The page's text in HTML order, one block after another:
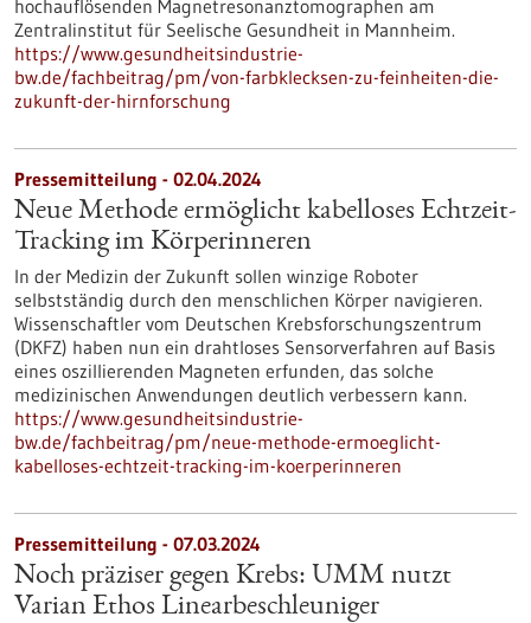
hochauflösenden Magnetresonanztomographen am
Zentralinstitut für Seelische Gesundheit in Mannheim.
https://www.gesundheitsindustrie-
bw.de/fachbeitrag/pm/von-farbklecksen-zu-feinheiten-die-
zukunft-der-hirnforschung
Pressemitteilung - 02.04.2024
Neue Methode ermöglicht kabelloses Echtzeit-
Tracking im Körperinneren
In der Medizin der Zukunft sollen winzige Roboter
selbstständig durch den menschlichen Körper navigieren.
Wissenschaftler vom Deutschen Krebsforschungszentrum
(DKFZ) haben nun ein drahtloses Sensorverfahren auf Basis
eines oszillierenden Magneten erfunden, das solche
medizinischen Anwendungen deutlich verbessern kann.
https://www.gesundheitsindustrie-
bw.de/fachbeitrag/pm/neue-methode-ermoeglicht-
kabelloses-echtzeit-tracking-im-koerperinneren
Pressemitteilung - 07.03.2024
Noch präziser gegen Krebs: UMM nutzt
Varian Ethos Linearbeschleuniger